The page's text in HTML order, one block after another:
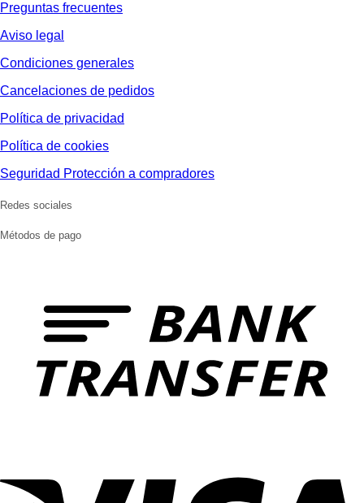
Preguntas frecuentes
Aviso legal
Condiciones generales
Cancelaciones de pedidos
Política de privacidad
Política de cookies
Seguridad Protección a compradores
Redes sociales
Métodos de pago